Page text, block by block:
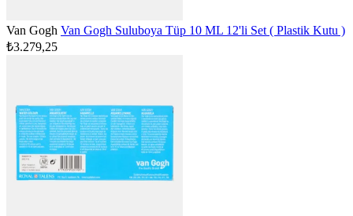
Van Gogh Van Gogh Suluboya Tüp 10 ML 12'li Set ( Plastik Kutu )
₺3.279,25